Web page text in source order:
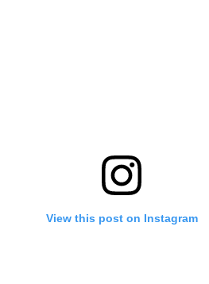
View this post on Instagram